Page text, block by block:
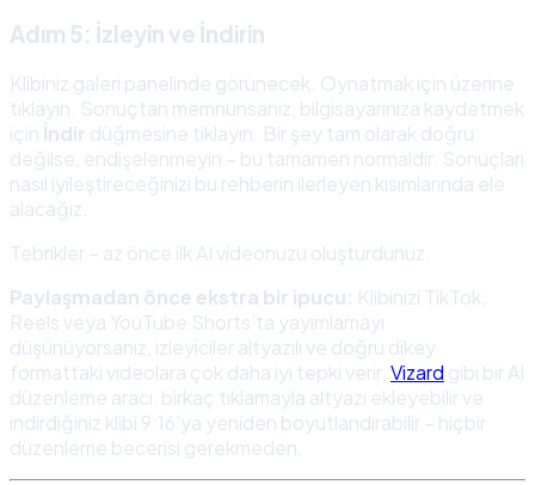
Adım 5: İzleyin ve İndirin
Klibiniz galeri panelinde görünecek. Oynatmak için üzerine
tıklayın. Sonuçtan memnunsanız, bilgisayarınıza kaydetmek
için İndir düğmesine tıklayın. Bir şey tam olarak doğru
değilse, endişelenmeyin – bu tamamen normaldir. Sonuçları
nasıl iyileştireceğinizi bu rehberin ilerleyen kısımlarında ele
alacağız.
Tebrikler – az önce ilk AI videonuzu oluşturdunuz.
Paylaşmadan önce ekstra bir ipucu: Klibinizi TikTok,
Reels veya YouTube Shorts’ta yayımlamayı
düşünüyorsanız, izleyiciler altyazılı ve doğru dikey
formattaki videolara çok daha iyi tepki verir. Vizard gibi bir AI
düzenleme aracı, birkaç tıklamayla altyazı ekleyebilir ve
indirdiğiniz klibi 9:16’ya yeniden boyutlandırabilir – hiçbir
düzenleme becerisi gerekmeden.